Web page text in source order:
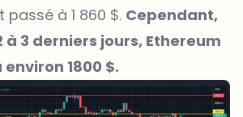
passé à 1 860 $. Cependant,
à 3 derniers jours, Ethereum
1800 $.